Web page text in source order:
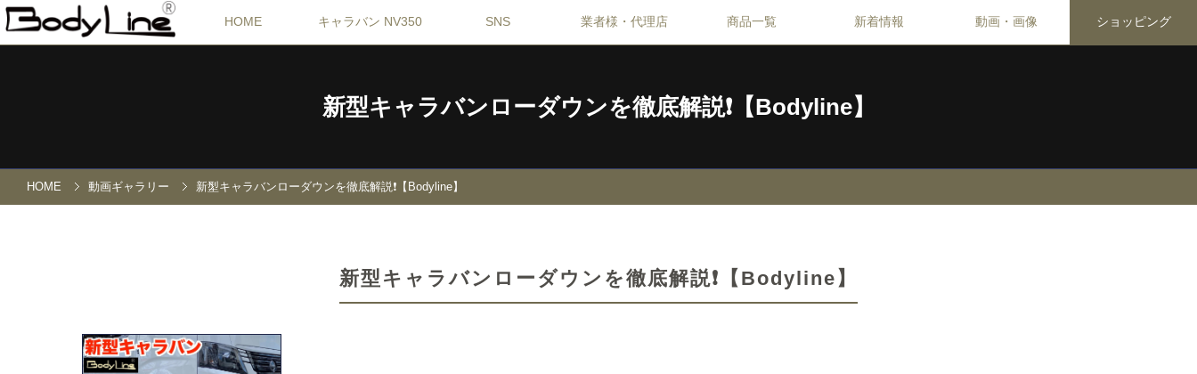
HOME キャラバン NV350 SNS 業者様・代理店 商品一覧 新着情報 動画・画像 ショッピング
新型キャラバンローダウンを徹底解説❗️【Bodyline】
HOME 動画ギャラリー 新型キャラバンローダウンを徹底解説❗️【Bodyline】
新型キャラバンローダウンを徹底解説❗️【Bodyline】